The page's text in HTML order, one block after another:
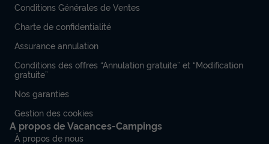
Conditions Générales de Ventes
Charte de confidentialité
Assurance annulation
Conditions des offres “Annulation gratuite” et “Modification
gratuite”
Nos garanties
Gestion des cookies
A propos de Vacances-Campings
À propos de nous